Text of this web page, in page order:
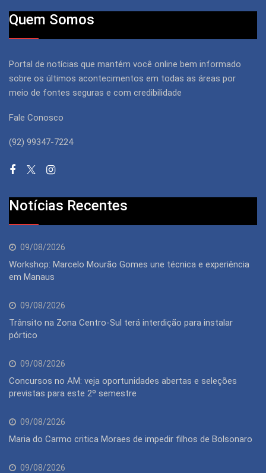
Quem Somos
Portal de notícias que mantém você online bem informado
sobre os últimos acontecimentos em todas as áreas por
meio de fontes seguras e com credibilidade
Fale Conosco
(92) 99347-7224
Notícias Recentes
09/08/2026
Workshop: Marcelo Mourão Gomes une técnica e experiência
em Manaus
09/08/2026
Trânsito na Zona Centro-Sul terá interdição para instalar
pórtico
09/08/2026
Concursos no AM: veja oportunidades abertas e seleções
previstas para este 2º semestre
09/08/2026
Maria do Carmo critica Moraes de impedir filhos de Bolsonaro
09/08/2026